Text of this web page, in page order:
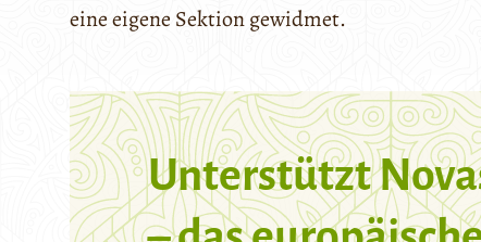
eine eigene Sektion gewidmet.
Unterstützt